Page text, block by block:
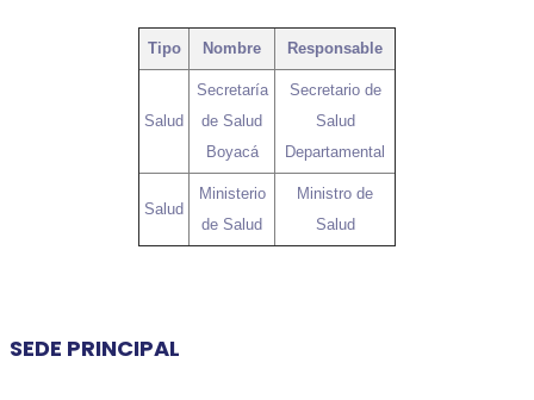
Tipo Nombre Responsable
Salud
Secretaría
de Salud
Boyacá
Secretario de
Salud
Departamental
Salud
Ministerio
de Salud
Ministro de
Salud
SEDE PRINCIPAL